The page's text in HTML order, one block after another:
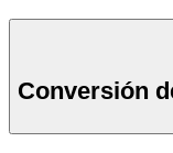
Conversión